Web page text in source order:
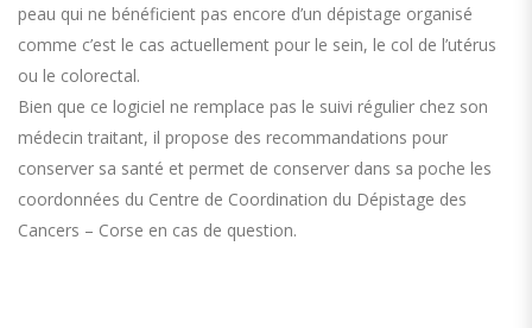
peau qui ne bénéficient pas encore d’un dépistage organisé
comme c’est le cas actuellement pour le sein, le col de l’utérus
ou le colorectal.
Bien que ce logiciel ne remplace pas le suivi régulier chez son
médecin traitant, il propose des recommandations pour
conserver sa santé et permet de conserver dans sa poche les
coordonnées du Centre de Coordination du Dépistage des
Cancers – Corse en cas de question.